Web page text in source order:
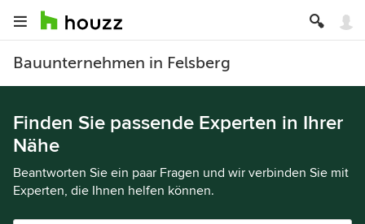
Bauunternehmen in Felsberg
Finden Sie passende Experten in Ihrer
Nähe
Beantworten Sie ein paar Fragen und wir verbinden Sie mit
Experten, die Ihnen helfen können.